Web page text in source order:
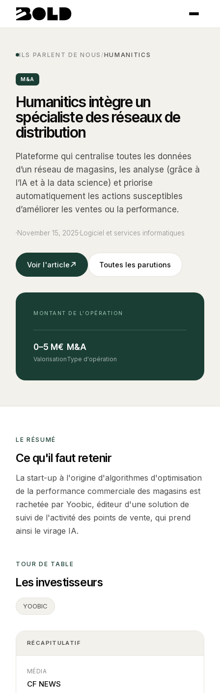
ILS PARLENT DE NOUS /HUMANITICS
M&A
Humanitics intègre un
spécialiste des réseaux de
distribution
Plateforme qui centralise toutes les données
d’un réseau de magasins, les analyse (grâce à
l’IA et à la data science) et priorise
automatiquement les actions susceptibles
d’améliorer les ventes ou la performance.
November 15, 2025 Logiciel et services informatiques
Voir l'article Toutes les parutions
MONTANT DE L'OPÉRATION
0–5 M€
Valorisation
M&A
Type d'opération
LE RÉSUMÉ
Ce qu'il faut retenir
La start-up à l'origine d'algorithmes d'optimisation
de la performance commerciale des magasins est
rachetée par Yoobic, éditeur d'une solution de
suivi de l'activité des points de vente, qui prend
ainsi le virage IA.
TOUR DE TABLE
Les investisseurs
YOOBIC
RÉCAPITULATIF
MÉDIA
CF NEWS